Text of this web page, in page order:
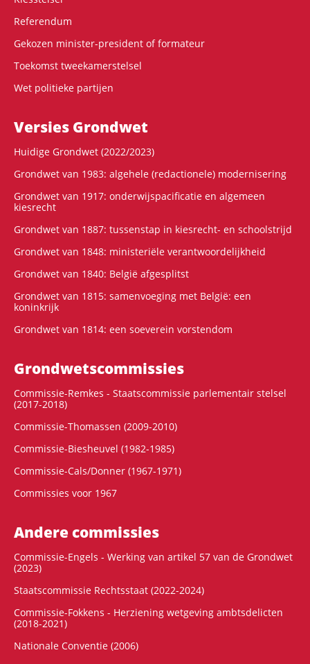
Referendum
Gekozen minister-president of formateur
Toekomst tweekamerstelsel
Wet politieke partijen
Versies Grondwet
Huidige Grondwet (2022/2023)
Grondwet van 1983: algehele (redactionele) modernisering
Grondwet van 1917: onderwijspacificatie en algemeen
kiesrecht
Grondwet van 1887: tussenstap in kiesrecht- en schoolstrijd
Grondwet van 1848: ministeriële verantwoordelijkheid
Grondwet van 1840: België afgesplitst
Grondwet van 1815: samenvoeging met België: een
koninkrijk
Grondwet van 1814: een soeverein vorstendom
Grondwets­commissies
Commissie-Remkes - Staatscommissie parlementair stelsel
(2017-2018)
Commissie-Thomassen (2009-2010)
Commissie-Biesheuvel (1982-1985)
Commissie-Cals/Donner (1967-1971)
Commissies voor 1967
Andere commissies
Commissie-Engels - Werking van artikel 57 van de Grondwet
(2023)
Staatscommissie Rechtsstaat (2022-2024)
Commissie-Fokkens - Herziening wetgeving ambtsdelicten
(2018-2021)
Nationale Conventie (2006)